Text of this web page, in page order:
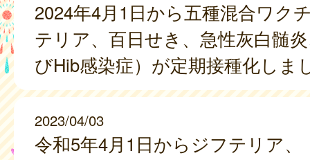
2024年4月1日から五種混合ワク
テリア、百日せき、急性灰白髄
びHib感染症）が定期接種化しま
2023/04/03
令和5年4月1日からジフテリア、